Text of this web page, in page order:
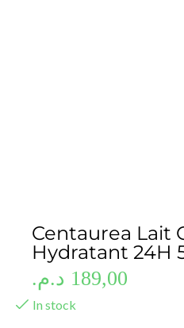
Centaurea Lait
Hydratant 24H
189,00 د.م.
In stock